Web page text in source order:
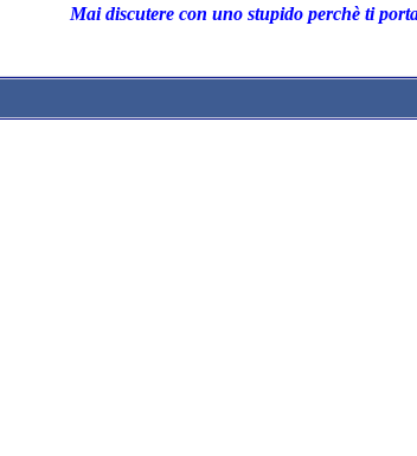
Mai discutere con uno stupido perchè ti